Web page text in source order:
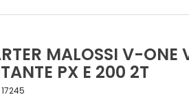
MALOSSI V-ONE
PX E 200 2T